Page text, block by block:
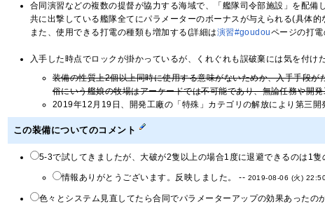
合同演習などの複数の提督が協力する海域で、「艦隊司令部施設」を配備
共に出撃している艦隊全てにパラメーターのボーナスが与えられる(具体的
また、使用できる打電の種類も増加する(詳細は演習#goudouページの打電
入手した時点でロックが掛かっているが、くれぐれも誤破棄には気を付けた
装備の性質上2個以上同時に使用する意味がないためか、入手手段が
俗にいう艦娘の牧場はアーケードでは不可能であり、無論任務や開
2019年12月19日、開発工廠の「特殊」カテゴリの解放により第三開
この装備についてのコメント
5-3で試してきましたが、大破が2隻以上の場合1度に退避できるのは1
情報ありがとうございます。反映しました。 -- 2019-08-06 (火)
色々とシステム見直してたら合同でパラメーターアップの効果あった